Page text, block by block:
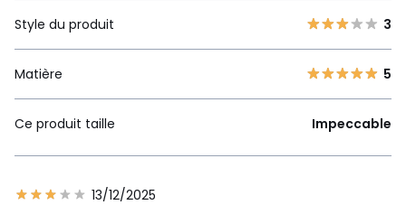
Style du produit 3
Matière 5
Ce produit taille Impeccable
13/12/2025